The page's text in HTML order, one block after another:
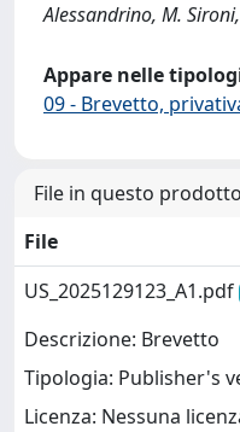
Alessandrino, M.
Appare nelle
09 - Brevetto,
File in questo
File
US_2025129123_A1.pdf
Descrizione: Brevetto
Tipologia: Publisher's
Licenza: Nessuna